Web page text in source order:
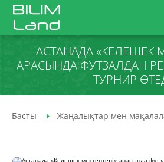
АСТАНАДА «КЕЛЕШЕК
АРАСЫНДА ФУТЗАЛДАН
ТУРНИР
Басты Жаңалықтар мен